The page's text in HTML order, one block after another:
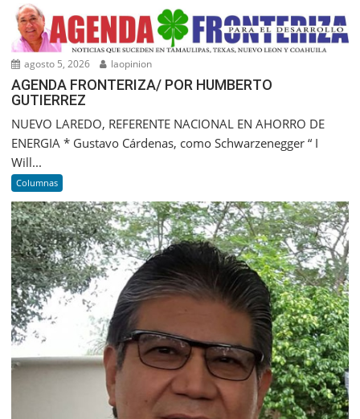
agosto 5, 2026 laopinion
AGENDA FRONTERIZA/ POR HUMBERTO
GUTIERREZ
NUEVO LAREDO, REFERENTE NACIONAL EN AHORRO DE
ENERGIA * Gustavo Cárdenas, como Schwarzenegger “ I
Will...
Columnas